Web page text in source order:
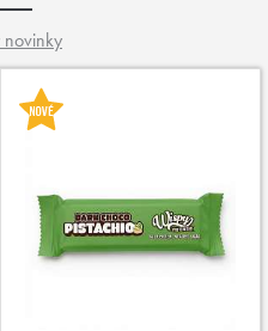
novinky